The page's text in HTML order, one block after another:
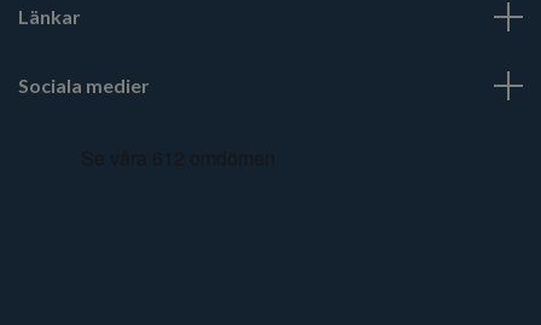
Länkar
Sociala medier